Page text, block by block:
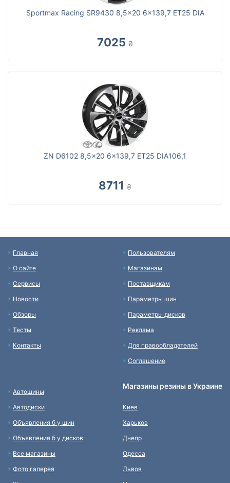
Sportmax Racing SR9430 8,5x20 6x139,7 ET25 DIA
7025 ₴
ZN D6102 8,5x20 6x139,7 ET25 DIA106,1
8711 ₴
Главная
О сайте
Сервисы
Новости
Обзоры
Тесты
Контакты
Пользователям
Магазинам
Поставщикам
Параметры шин
Параметры дисков
Реклама
Для правообладателей
Соглашение
Автошины
Автодиски
Объявления б у шин
Объявления б у дисков
Все магазины
Фото галерея
Магазины резины в Украине
Киев
Харьков
Днепр
Одесса
Львов